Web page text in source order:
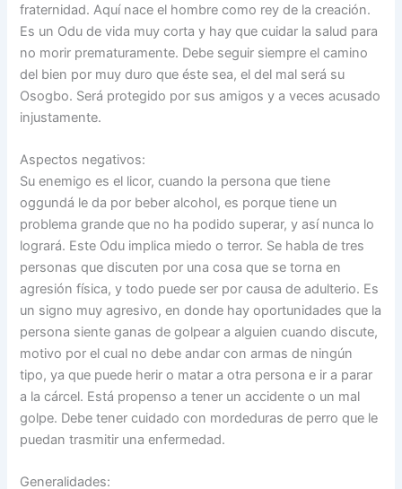
fraternidad. Aquí nace el hombre como rey de la creación.
Es un Odu de vida muy corta y hay que cuidar la salud para
no morir prematuramente. Debe seguir siempre el camino
del bien por muy duro que éste sea, el del mal será su
Osogbo. Será protegido por sus amigos y a veces acusado
injustamente.
Aspectos negativos:
Su enemigo es el licor, cuando la persona que tiene
oggundá le da por beber alcohol, es porque tiene un
problema grande que no ha podido superar, y así nunca lo
logrará. Este Odu implica miedo o terror. Se habla de tres
personas que discuten por una cosa que se torna en
agresión física, y todo puede ser por causa de adulterio. Es
un signo muy agresivo, en donde hay oportunidades que la
persona siente ganas de golpear a alguien cuando discute,
motivo por el cual no debe andar con armas de ningún
tipo, ya que puede herir o matar a otra persona e ir a parar
a la cárcel. Está propenso a tener un accidente o un mal
golpe. Debe tener cuidado con mordeduras de perro que le
puedan trasmitir una enfermedad.
Generalidades: